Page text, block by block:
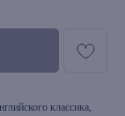
классика,